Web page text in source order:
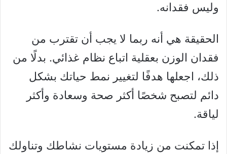
وليس فقدانه.
الحقيقة هي أنه ربما لا يجب أن تقترب من
فقدان الوزن بعقلية اتباع نظام غذائي. بدلًا من
ذلك، اجعلها هدفًا لتغيير نمط حياتك بشكل
دائم لتصبح شخصًا أكثر صحة وسعادة وأكثر
لياقة.
إذا تمكنت من زيادة مستويات نشاطك وتناولك